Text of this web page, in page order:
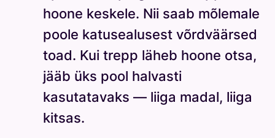
hoone keskele. Nii saab mõlemale
poole katusealusest võrdväärsed
toad. Kui trepp läheb hoone otsa,
jääb üks pool halvasti
kasutatavaks — liiga madal, liiga
kitsas.